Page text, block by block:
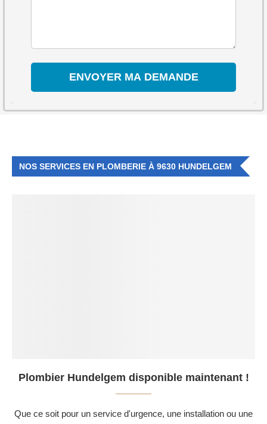
NOS SERVICES EN PLOMBERIE À 9630 HUNDELGEM
Plombier Hundelgem disponible maintenant !
Que ce soit pour un service d'urgence, une installation ou une